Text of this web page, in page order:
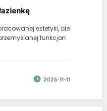
estetyki, ale
funkcjon
2025-11-11